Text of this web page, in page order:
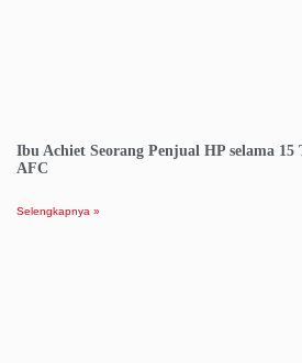
Ibu Achiet Seorang Penjual HP selama
AFC
Selengkapnya »